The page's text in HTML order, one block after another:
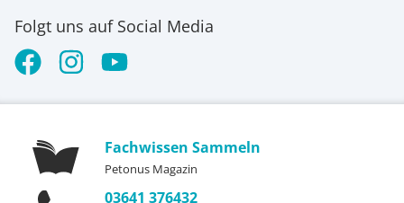
Folgt uns auf Social Media
Fachwissen Sammeln
Petonus Magazin
03641 376432